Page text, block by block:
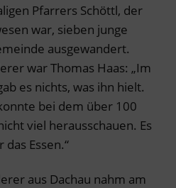
Pfarrers Schöttl, der
war, sieben junge
ausgewandert.
war Thomas Haas: „Im
es nichts, was ihn hielt.
bei dem über 100
viel herausschauen. Es
Essen.“
aus Dachau nahm am